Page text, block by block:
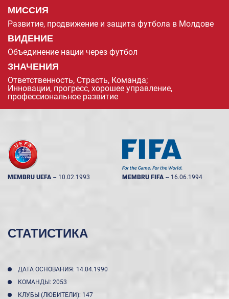
МИССИЯ
Развитие, продвижение и защита футбола в Молдове
ВИДЕНИЕ
Объединение нации через футбол
ЗНАЧЕНИЯ
Ответственность, Страсть, Команда;
Инновации, прогресс, хорошее управление,
профессиональное развитие
MEMBRU UEFA -- 10.02.1993 MEMBRU FIFA -- 16.06.1994
СТАТИСТИКА
ДАТА ОСНОВАНИЯ: 14.04.1990
КОМАНДЫ: 2053
КЛУБЫ (ЛЮБИТЕЛИ): 147